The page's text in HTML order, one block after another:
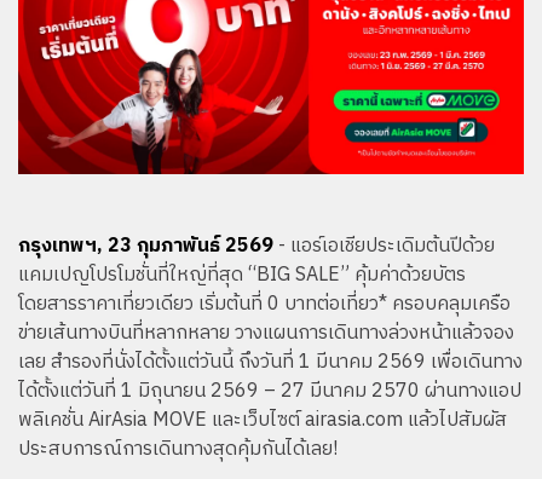
กรุงเทพฯ, 23 กุมภาพันธ์ 2569- แอร์เอเชียประเดิมต้นปีด้วย
แคมเปญโปรโมชั่นที่ใหญ่ที่สุด “BIG SALE” คุ้มค่าด้วยบัตร
โดยสารราคาเที่ยวเดียว เริ่มต้นที่ 0 บาทต่อเที่ยว* ครอบคลุมเครือ
ข่ายเส้นทางบินที่หลากหลาย วางแผนการเดินทางล่วงหน้าแล้วจอง
เลย สำรองที่นั่งได้ตั้งแต่วันนี้ ถึงวันที่ 1 มีนาคม 2569 เพื่อเดินทาง
ได้ตั้งแต่วันที่ 1 มิถุนายน 2569 – 27 มีนาคม 2570 ผ่านทางแอป
พลิเคชั่น AirAsia MOVE และเว็บไซต์ airasia.com แล้วไปสัมผัส
ประสบการณ์การเดินทางสุดคุ้มกันได้เลย!